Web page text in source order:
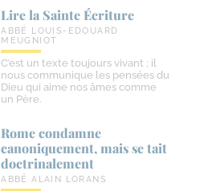
Lire la Sainte Écriture
ABBÉ LOUIS-EDOUARD
MEUGNIOT
C’est un texte toujours vivant ; il
nous communique les pensées du
Dieu qui aime nos âmes comme
un Père.
Rome condamne
canoniquement, mais se tait
doctrinalement
ABBÉ ALAIN LORANS